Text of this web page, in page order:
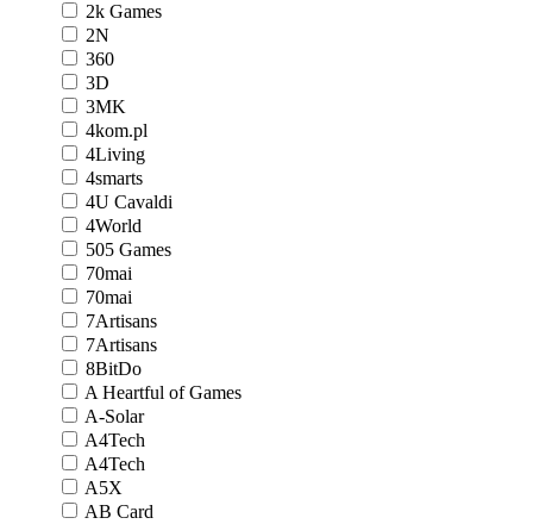
2k Games
2N
360
3D
3MK
4kom.pl
4Living
4smarts
4U Cavaldi
4World
505 Games
70mai
70mai
7Artisans
7Artisans
8BitDo
A Heartful of Games
A-Solar
A4Tech
A4Tech
A5X
AB Card